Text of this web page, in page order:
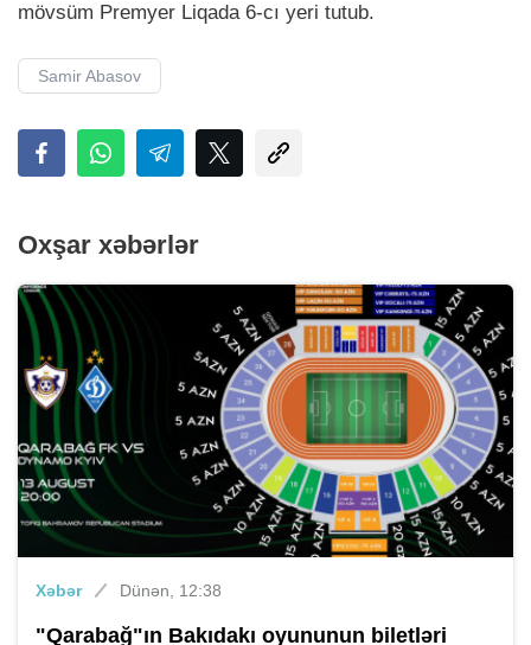
mövsüm Premyer Liqada 6-cı yeri tutub.
Samir Abasov
Oxşar xəbərlər
Xəbər Dünən, 12:38
"Qarabağ"ın Bakıdakı oyununun biletləri